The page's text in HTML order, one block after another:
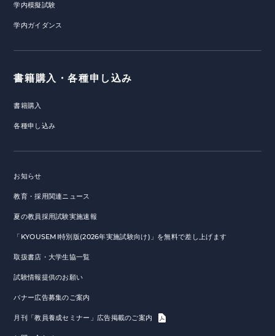
学内模擬試験
学内ガイダンス
書籍購入・各種申し込み
書籍購入
各種申し込み
お知らせ
教育・採用関連ニュース
夏の教員採用試験実施速報
「KYOUSEMI特別版(2026年実施試験向け)」を無料で差し上げます
取扱書店・大学生協一覧
試験情報提供のお願い
バナー広告募集のご案内
月刊「教員養成セミナー」広告掲載のご案内